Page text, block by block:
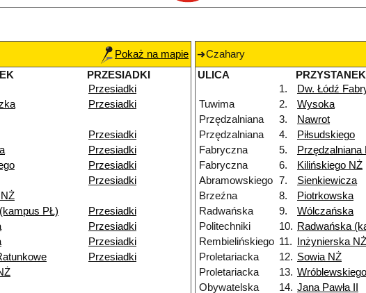
Pokaż na mapie
PRZESIADKI
Przesiadki
Przesiadki
Przesiadki
Przesiadki
Przesiadki
Przesiadki
PŁ)
Przesiadki
Przesiadki
Przesiadki
Przesiadki
Czahary
ULICA
PRZYSTANEK
1.
Dw. Łódź
Tuwima
2. Wysoka
Przędzalniana
3. Nawrot
Przędzalniana
4. Piłsudskiego
Fabryczna
5. Przędzalniana
Fabryczna
6. Kilińskiego NŻ
Abramowskiego 7. Sienkiewicza
Brzeźna
8. Piotrkowska
Radwańska
9. Wólczańska
Politechniki
10. Radwańska
Rembielińskiego 11.
Inżynierska NŻ
Proletariacka
12. Sowia NŻ
Proletariacka
13.
Obywatelska
14. Jana Pawła II